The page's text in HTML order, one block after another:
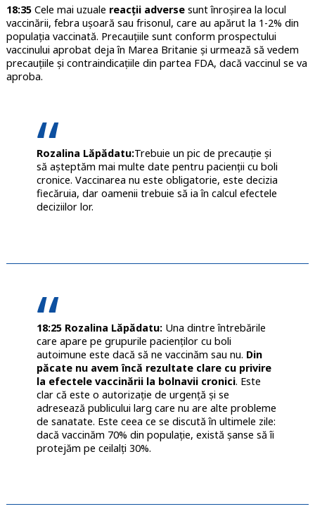
18:35Cele mai uzuale reacții adversesunt înroșirea la locul
vaccinării, febra ușoară sau frisonul, care au apărut la 1-2% din
populația vaccinată. Precauțiile sunt conform prospectului
vaccinului aprobat deja în Marea Britanie și urmează să vedem
precauțiile și contraindicațiile din partea FDA, dacă vaccinul se va
aproba.
Rozalina Lăpădatu:Trebuie un pic de precauție și
să așteptăm mai multe date pentru pacienții cu boli
cronice. Vaccinarea nu este obligatorie, este decizia
fiecăruia, dar oamenii trebuie să ia în calcul efectele
deciziilor lor.
18:25 Rozalina Lăpădatu:Una dintre întrebările
care apare pe grupurile pacienților cu boli
autoimune este dacă să ne vaccinăm sau nu. Din
păcate nu avem încă rezultate clare cu privire
la efectele vaccinării la bolnavii cronici. Este
clar că este o autorizație de urgență și se
adresează publicului larg care nu are alte probleme
de sanatate. Este ceea ce se discută în ultimele zile:
dacă vaccinăm 70% din populație, există șanse să îi
protejăm pe ceilalți 30%.